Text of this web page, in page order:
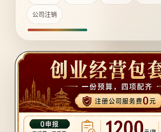
公司注销